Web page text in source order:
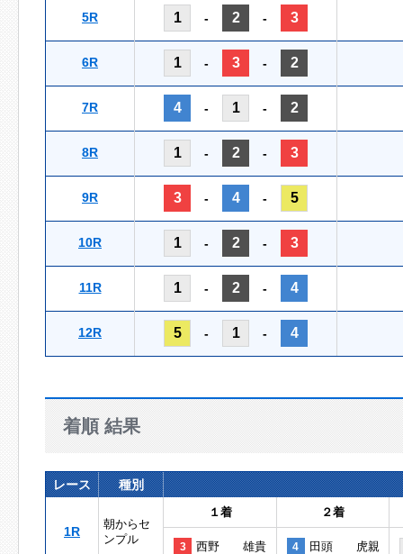
5R 1 - 2 - 3
6R 1 - 3 - 2
7R 4 - 1 - 2
8R 1 - 2 - 3
9R 3 - 4 - 5
10R 1 - 2 - 3
11R 1 - 2 - 4
12R 5 - 1 - 4
着順 結果
レース 種別
1R
朝からセ
ンプル
１着 ２着
3 西野 雄貴 4 田頭 虎親